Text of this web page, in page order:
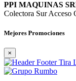
PPI MAQUINAS
Colectora Sur Acceso
Mejores Promociones
×